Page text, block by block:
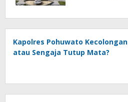
Kapolres Pohuwato Kecolongan
atau Sengaja Tutup Mata?